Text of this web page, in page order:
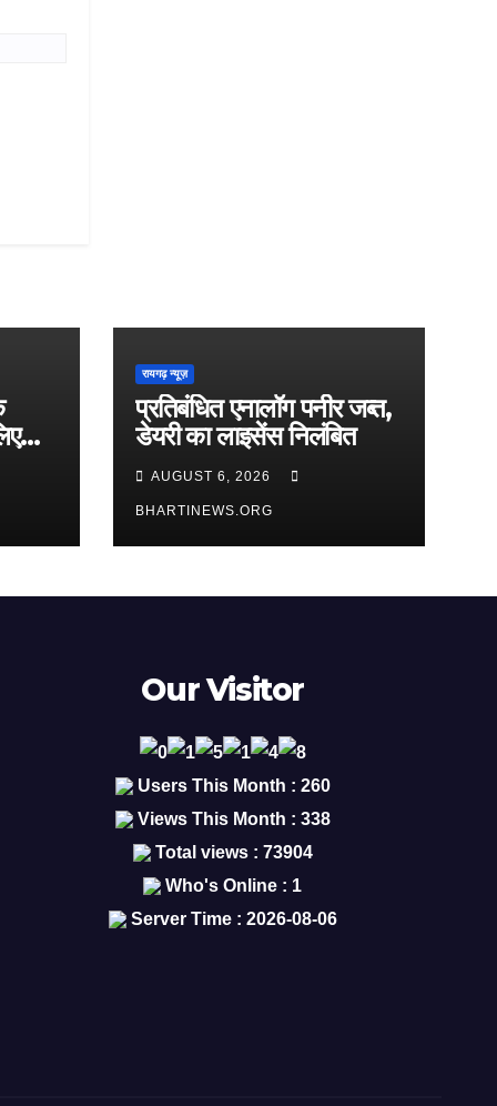
रायगढ़ न्यूज़
प्रतिबंधित एनालॉग पनीर जब्त,
डेयरी का लाइसेंस निलंबित
AUGUST 6, 2026
BHARTINEWS.ORG
Our Visitor
Users This Month : 260
Views This Month : 338
Total views : 73904
Who's Online : 1
Server Time : 2026-08-06